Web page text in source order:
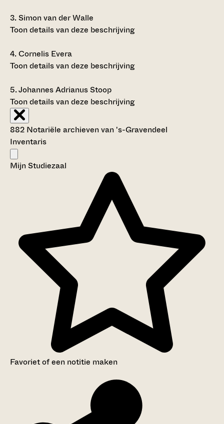
3.Simon van der Walle
Toon details van deze beschrijving
4.Cornelis Evera
Toon details van deze beschrijving
5.Johannes Adrianus Stoop
Toon details van deze beschrijving
882 Notariële archieven van 's-Gravendeel
Inventaris
Mijn Studiezaal
Favoriet of een notitie maken